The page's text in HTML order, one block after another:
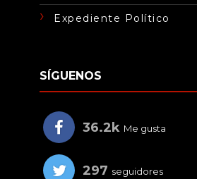
Expediente Político
SÍGUENOS
36.2k Me gusta
297 seguidores